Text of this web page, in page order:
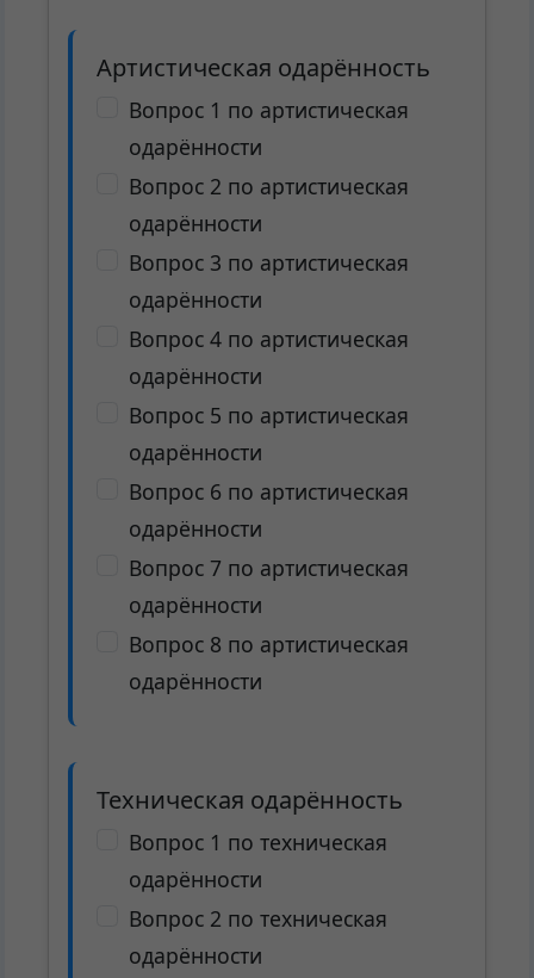
Артистическая одарённость
Вопрос 1 по артистическая
одарённости
Вопрос 2 по артистическая
одарённости
Вопрос 3 по артистическая
одарённости
Вопрос 4 по артистическая
одарённости
Вопрос 5 по артистическая
одарённости
Вопрос 6 по артистическая
одарённости
Вопрос 7 по артистическая
одарённости
Вопрос 8 по артистическая
одарённости
Техническая одарённость
Вопрос 1 по техническая
одарённости
Вопрос 2 по техническая
одарённости